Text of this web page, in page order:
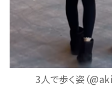
3人で歩く姿（